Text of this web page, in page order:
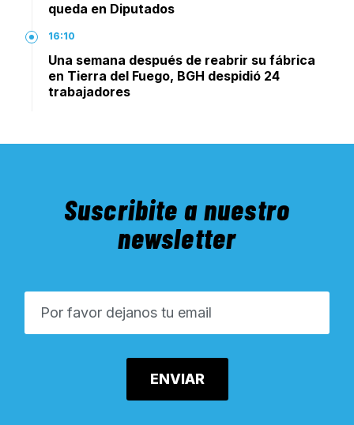
queda en Diputados
16:10
Una semana después de reabrir su fábrica
en Tierra del Fuego, BGH despidió 24
trabajadores
Suscribite a nuestro
newsletter